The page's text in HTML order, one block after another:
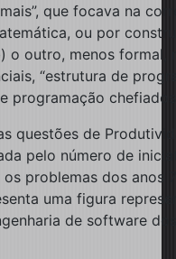
que focava na
ou por
o outro, menos formal,
“estrutura de
programação
questões de
pelo número de
problemas dos anos
uma figura
de software